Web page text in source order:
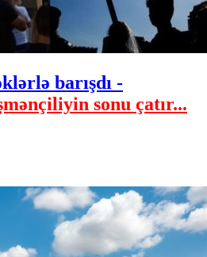
barışdı -
sonu çatır...